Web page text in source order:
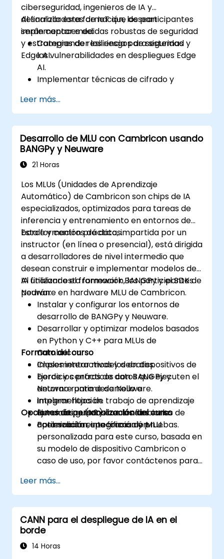
ciberseguridad, ingenieros de IA y
desarrolladores de IoT que desean
implementar medidas robustas de seguridad
y estrategias de resiliencia para sistemas
Edge AI.
Al finalizar esta formación, los participantes
serán capaces de:
Comprender los riesgos de seguridad y
las vulnerabilidades en despliegues Edge
AI.
Implementar técnicas de cifrado y
datos.
Diseñar arquitecturas Edge AI resilientes
capaces de resistir ciberamenazas.
Aplicar estrategias de despliegue seguro
de modelos de IA en entornos edge.
Leer más...
Desarrollo de MLU con Cambricon usando
BANGPy y Neuware
21 Horas
Los MLUs (Unidades de Aprendizaje
Automático) de Cambricon son chips de IA
especializados, optimizados para tareas de
inferencia y entrenamiento en entornos de
borde y centros de datos.
Esta formación práctica, impartida por un
instructor (en línea o presencial), está dirigida
a desarrolladores de nivel intermedio que
desean construir e implementar modelos de
IA utilizando el framework BANGPy y el SDK de
Neuware en hardware MLU de Cambricon.
Al finalizar esta formación, los participantes
podrán:
Instalar y configurar los entornos de
desarrollo de BANGPy y Neuware.
Desarrollar y optimizar modelos basados
en Python y C++ para MLUs de
Cambricon.
Implementar modelos en dispositivos de
borde y centros de datos que ejecuten el
entorno runtime de Neuware.
Integrar flujos de trabajo de aprendizaje
automático (ML) con las funciones de
aceleración específicas de MLU.
Formato del curso
Clases interactivas y debates.
Ejercicios prácticos con BANGPy y
Neuware para desarrollo e
implementación.
Ejercicios guiados centrados en la
optimización, integración y pruebas.
Opciones de personalización del curso
Para solicitar una formación
personalizada para este curso, basada en
su modelo de dispositivo Cambricon o
caso de uso, por favor contáctenos para
Leer más...
CANN para el despliegue de IA en el
borde
14 Horas